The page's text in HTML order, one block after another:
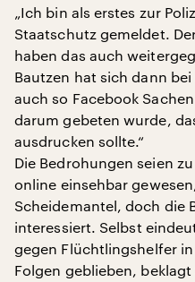
„Ich bin als erstes zur
Staatschutz gemeldet.
haben das auch
Bautzen hat sich dann
auch so Facebook
darum gebeten wurde,
ausdrucken sollte.“
Die Bedrohungen seien
online einsehbar
Scheidemantel, doch die
interessiert. Selbst
gegen Flüchtlingshelfer
Folgen geblieben,